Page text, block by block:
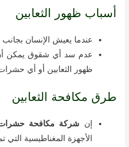
أسباب ظهور الثعابين
عندما يعيش الإنسان بجانب
عدم سد أي شقوق يمكن أن
ظهور الثعابين أو أي
طرق مكافحة الثعابين
إن شركة مكافحة
الأجهزة المغناطيسية التي